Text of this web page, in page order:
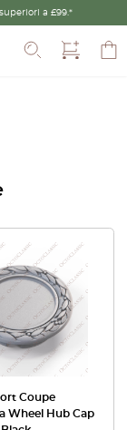
a £99.*Cerca
Coupe
Wheel Hub Cap